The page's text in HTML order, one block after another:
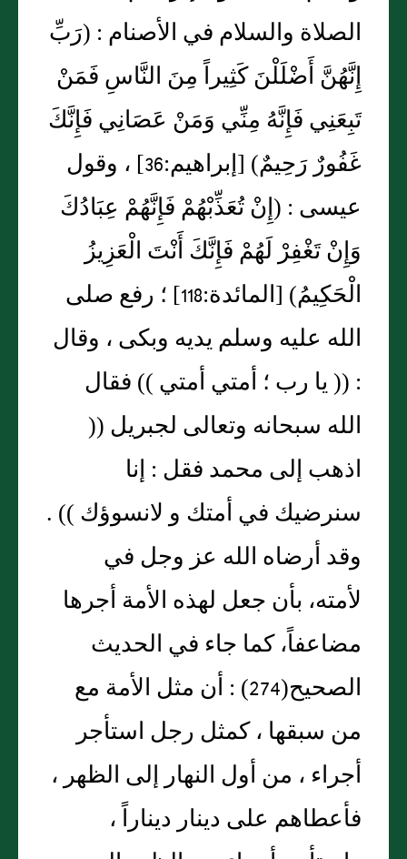
الصلاة والسلام في الأصنام : (رَبِّ
إِنَّهُنَّ أَضْلَلْنَ كَثِيراً مِنَ النَّاسِ فَمَنْ
تَبِعَنِي فَإِنَّهُ مِنِّي وَمَنْ عَصَانِي فَإِنَّكَ
غَفُورٌ رَحِيمٌ) [إبراهيم:36] ، وقول
عيسى : (إِنْ تُعَذِّبْهُمْ فَإِنَّهُمْ عِبَادُكَ
وَإِنْ تَغْفِرْ لَهُمْ فَإِنَّكَ أَنْتَ الْعَزِيزُ
الْحَكِيمُ) [المائدة:118] ؛ رفع صلى
الله عليه وسلم يديه وبكى ، وقال
: (( يا رب ؛ أمتي أمتي )) فقال
الله سبحانه وتعالى لجبريل ((
اذهب إلى محمد فقل : إنا
سنرضيك في أمتك و لانسوؤك )) .
وقد أرضاه الله عز وجل في
لأمته، بأن جعل لهذه الأمة أجرها
مضاعفاً، كما جاء في الحديث
الصحيح(274) : أن مثل الأمة مع
من سبقها ، كمثل رجل استأجر
أجراء ، من أول النهار إلى الظهر ،
فأعطاهم على دينار ديناراً ،